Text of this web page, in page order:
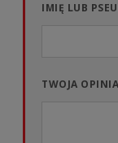
IMIĘ LUB
TWOJA